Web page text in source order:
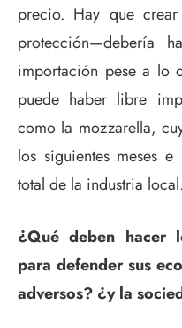
precio. Hay que
protección—debería
importación pese a lo
puede haber libre
como la mozzarella,
los siguientes meses
total de la industria local.
¿Qué deben hacer
para defender sus
adversos? ¿y la